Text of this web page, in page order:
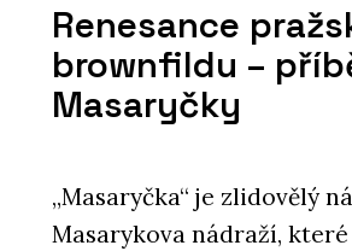
Renesance
brownfildu –
Masaryčky
„Masaryčka“ je zlidovělý
Masarykova nádraží,